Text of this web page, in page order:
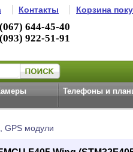
Контакты Корзина
644-45-40
922-51-91
Телефоны и
GPS модули